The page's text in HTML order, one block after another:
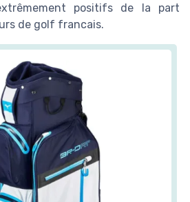
positifs de la part
de golf francais.